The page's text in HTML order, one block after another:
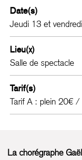
Date(s)
Jeudi 13 et
Lieu(x)
Salle de spectacle
Tarif(s)
Tarif A : plein 20€
La chorégraphe